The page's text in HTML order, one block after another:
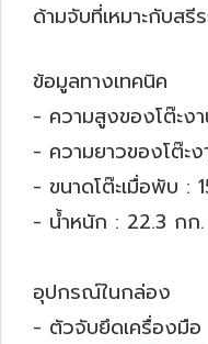
ด้ามจับที่เหมาะกับสรี
ข้อมูลทางเทคนิค
- ความสูงของโต๊ะง
- ความยาวของโต๊ะ
- ขนาดโต๊ะเมื่อพับ :
- น้ำหนัก : 22.3 กก.
อุปกรณ์ในกล่อง
- ตัวจับยึดเครื่องมือ